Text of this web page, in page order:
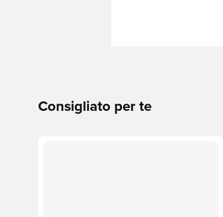
Consigliato per te